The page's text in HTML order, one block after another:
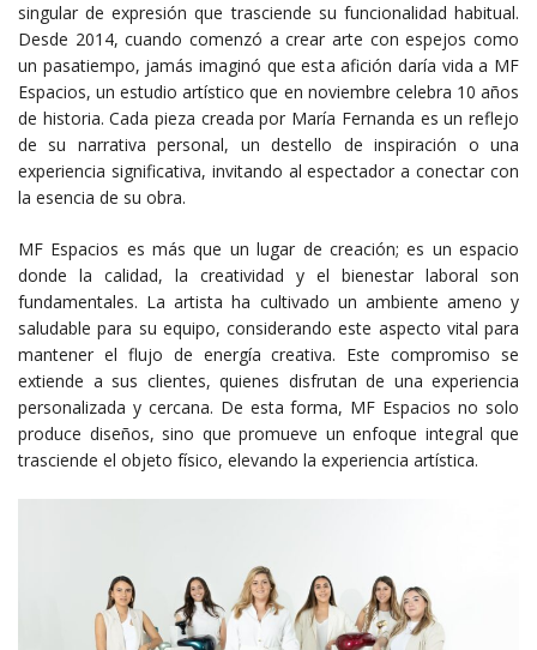
singular de expresión que trasciende su funcionalidad habitual.
Desde 2014, cuando comenzó a crear arte con espejos como
un pasatiempo, jamás imaginó que esta afición daría vida a MF
Espacios, un estudio artístico que en noviembre celebra 10 años
de historia. Cada pieza creada por María Fernanda es un reflejo
de su narrativa personal, un destello de inspiración o una
experiencia significativa, invitando al espectador a conectar con
la esencia de su obra.
MF Espacios es más que un lugar de creación; es un espacio
donde la calidad, la creatividad y el bienestar laboral son
fundamentales. La artista ha cultivado un ambiente ameno y
saludable para su equipo, considerando este aspecto vital para
mantener el flujo de energía creativa. Este compromiso se
extiende a sus clientes, quienes disfrutan de una experiencia
personalizada y cercana. De esta forma, MF Espacios no solo
produce diseños, sino que promueve un enfoque integral que
trasciende el objeto físico, elevando la experiencia artística.